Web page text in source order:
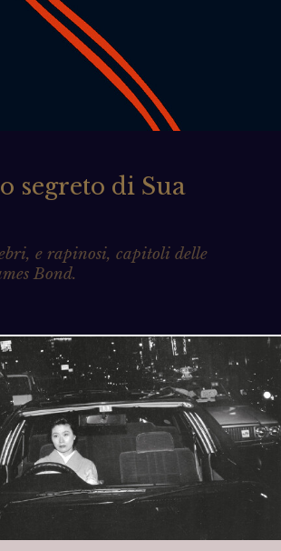
segreto di Sua
e rapinosi, capitoli delle
Bond.